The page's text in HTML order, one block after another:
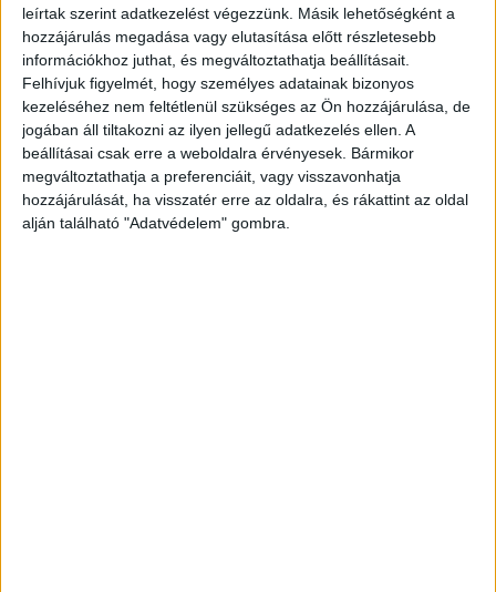
leírtak szerint adatkezelést végezzünk. Másik lehetőségként a
hozzájárulás megadása vagy elutasítása előtt részletesebb
információkhoz juthat, és megváltoztathatja beállításait.
Felhívjuk figyelmét, hogy személyes adatainak bizonyos
kezeléséhez nem feltétlenül szükséges az Ön hozzájárulása, de
jogában áll tiltakozni az ilyen jellegű adatkezelés ellen. A
beállításai csak erre a weboldalra érvényesek. Bármikor
megváltoztathatja a preferenciáit, vagy visszavonhatja
hozzájárulását, ha visszatér erre az oldalra, és rákattint az oldal
alján található "Adatvédelem" gombra.
MEGÉRKEZETT AVA MAX DALA AZ
ÚJ MANCS ŐRJÁRAT FILMHEZ